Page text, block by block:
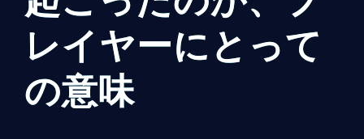
レイヤーにとって
の意味